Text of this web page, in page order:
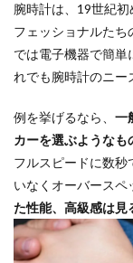
腕時計は、19世紀
フェッショナルた
では電子機器で簡単
れでも腕時計のニー
例を挙げるなら、 一
カーを選ぶようなも
フルスピードに数秒
いなくオーバースペ
た性能、高級感は見